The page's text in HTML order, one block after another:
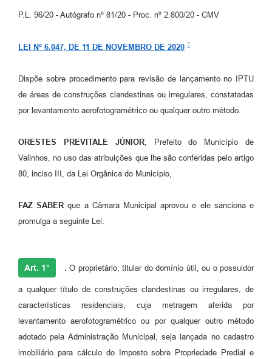
Obras
Projetos
Contas Públicas
Links
Serviços Online
Telefones Úteis
A Prefeitura
Jornal
SIC
P.L. 96/20 - Autógrafo nº 81/20 - Proc. nº 2.800/20 - CMV
LEI Nº 6.047, DE 11 DE NOVEMBRO DE 2020
Dispõe sobre procedimento para revisão de lançamento no IPTU
de áreas de construções clandestinas ou irregulares, constatadas
por levantamento aerofotogramétrico ou qualquer outro método.
ORESTES PREVITALE JÚNIOR, Prefeito do Município de
Valinhos, no uso das atribuições que lhe são conferidas pelo artigo
80, inciso III, da Lei Orgânica do Município,
FAZ SABERque a Câmara Municipal aprovou e ele sanciona e
promulga a seguinte Lei:
Art. 1° .O proprietário, titular do domínio útil, ou o possuidor
a qualquer título de construções clandestinas ou irregulares, de
características residenciais, cuja metragem aferida por
levantamento aerofotogramétrico ou por qualquer outro método
adotado pela Administração Municipal, seja lançada no cadastro
imobiliário para cálculo do Imposto sobre Propriedade Predial e